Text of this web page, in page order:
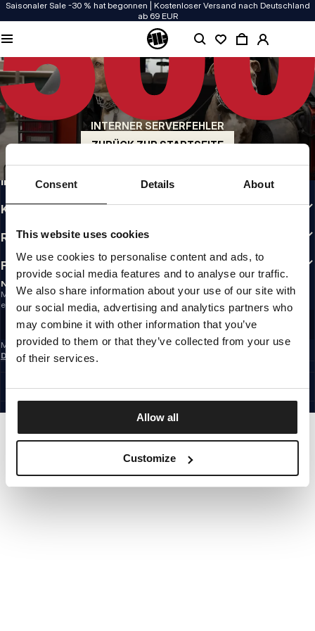
Consent Details About
This website uses cookies
We use cookies to personalise content and ads, to
provide social media features and to analyse our traffic.
We also share information about your use of our site with
our social media, advertising and analytics partners who
may combine it with other information that you’ve
provided to them or that they’ve collected from your use
of their services.
Allow all
Customize
Saisonaler Sale -30 % hat begonnen | Kostenloser Versand nach Deutschland
ab 69 EUR
INTERNER SERVERFEHLER
ZURÜCK ZUR STARTSEITE
QUALITÄT HAT BEI UNS PRIORITÄT
Unsere Kleidung wird mit Leidenschaft produziert. Bei Haltbarkeit, Langlebigkeit
der Materialien und Details machen wir keine Kompromisse.
US ORIGIN
Unsere Wurzeln reichen zurück ins San Diego der frühen 90er. Unser Stil ist roh,
authentisch und kompromisslos.
MARKE MIT CHARAKTER
INFO
KUNDENBEREICH
RICHTLINIEN
FOLLOW US
NEWSLETTER
Möchtest du Informationen über die neuesten Aktionen und Neuigkeiten
erhalten?
Email address
REGISTRIEREN SIE SICH
Mit der Anmeldung zum Newsletter bestätigst du, dass du die
Datenschutzerklärung
SITE CREDITS